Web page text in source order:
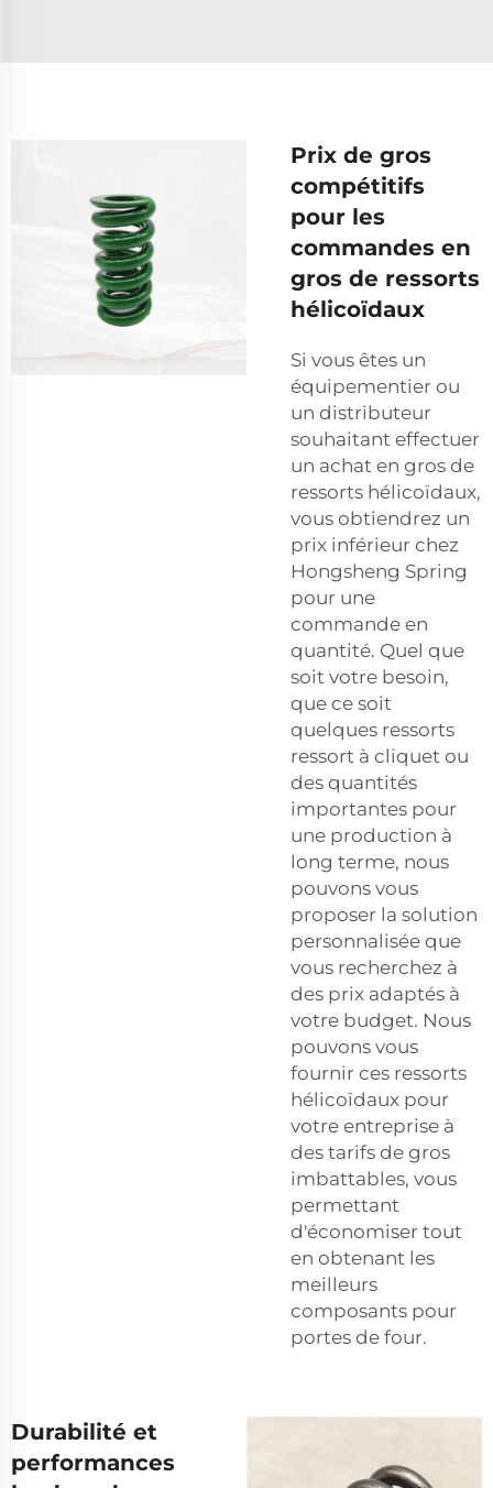
Prix de gros
compétitifs
pour les
commandes en
gros de ressorts
hélicoïdaux
Si vous êtes un
équipementier ou
un distributeur
souhaitant effectuer
un achat en gros de
ressorts hélicoïdaux,
vous obtiendrez un
prix inférieur chez
Hongsheng Spring
pour une
commande en
quantité. Quel que
soit votre besoin,
que ce soit
quelques ressorts
ressort à cliquet ou
des quantités
importantes pour
une production à
long terme, nous
pouvons vous
proposer la solution
personnalisée que
vous recherchez à
des prix adaptés à
votre budget. Nous
pouvons vous
fournir ces ressorts
hélicoïdaux pour
votre entreprise à
des tarifs de gros
imbattables, vous
permettant
d'économiser tout
en obtenant les
meilleurs
composants pour
portes de four.
Durabilité et
performances